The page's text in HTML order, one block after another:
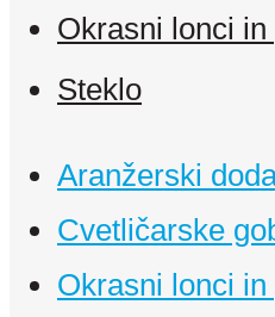
Okrasni lonci in
Steklo
Aranžerski
Cvetličarske
Okrasni lonci in